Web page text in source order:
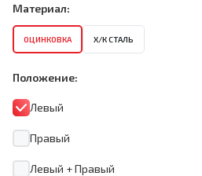
Материал:
ОЦИНКОВКА Х/К СТАЛЬ
Положение:
Левый
Правый
Левый + Правый